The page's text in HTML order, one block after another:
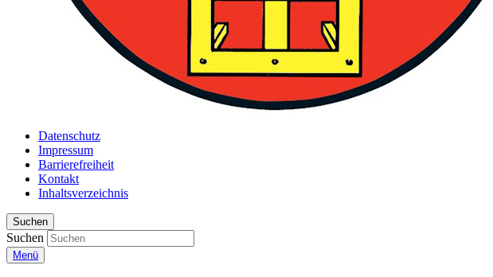
Datenschutz
Impressum
Barrierefreiheit
Kontakt
Inhaltsverzeichnis
Suchen
Suchen
Menü